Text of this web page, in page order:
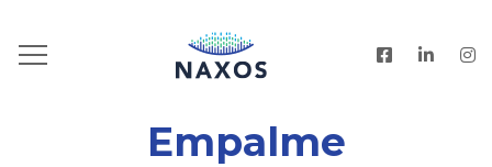
Empalme